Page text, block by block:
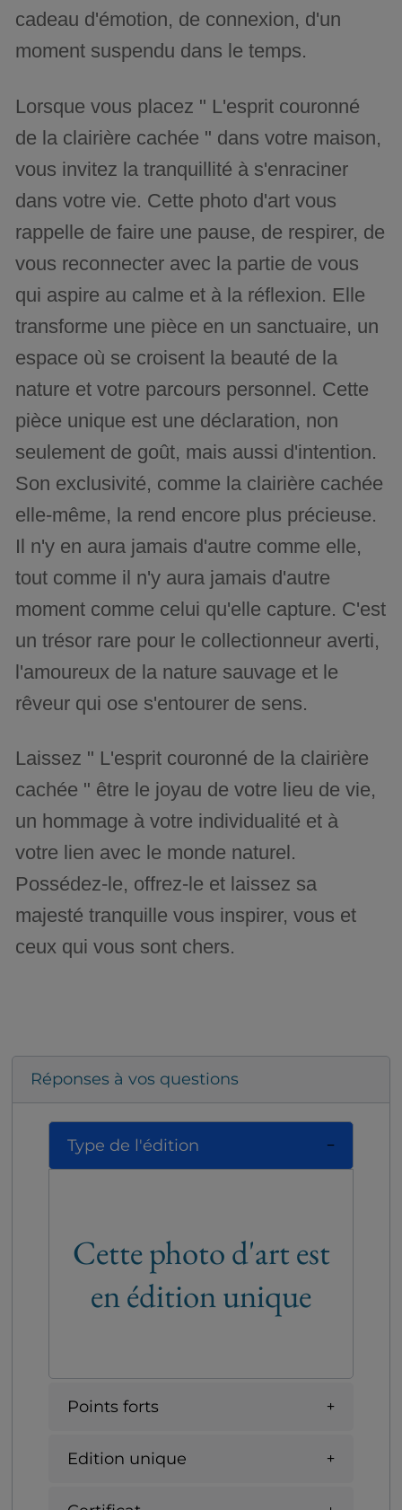
cadeau d'émotion, de connexion, d'un
moment suspendu dans le temps.
Lorsque vous placez " L'esprit couronné
de la clairière cachée " dans votre maison,
vous invitez la tranquillité à s'enraciner
dans votre vie. Cette photo d'art vous
rappelle de faire une pause, de respirer, de
vous reconnecter avec la partie de vous
qui aspire au calme et à la réflexion. Elle
transforme une pièce en un sanctuaire, un
espace où se croisent la beauté de la
nature et votre parcours personnel. Cette
pièce unique est une déclaration, non
seulement de goût, mais aussi d'intention.
Son exclusivité, comme la clairière cachée
elle-même, la rend encore plus précieuse.
Il n'y en aura jamais d'autre comme elle,
tout comme il n'y aura jamais d'autre
moment comme celui qu'elle capture. C'est
un trésor rare pour le collectionneur averti,
l'amoureux de la nature sauvage et le
rêveur qui ose s'entourer de sens.
Laissez " L'esprit couronné de la clairière
cachée " être le joyau de votre lieu de vie,
un hommage à votre individualité et à
votre lien avec le monde naturel.
Possédez-le, offrez-le et laissez sa
majesté tranquille vous inspirer, vous et
ceux qui vous sont chers.
Réponses à vos questions
Type de l'édition
Cette photo d'art est
en édition unique
Points forts
Edition unique